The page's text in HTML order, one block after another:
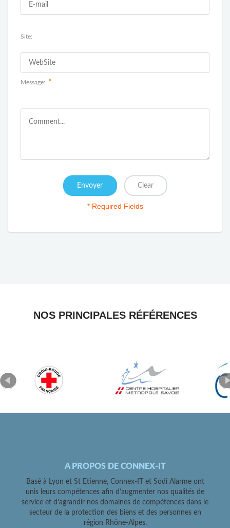
Site:
Message: *
* Required Fields
NOS PRINCIPALES RÉFÉRENCES
A PROPOS DE CONNEX-IT
Basé à Lyon et St Etienne, Connex-IT et Sodi Alarme ont
unis leurs compétences afin d’augmenter nos qualités de
service et d’agrandir nos domaines de compétences dans le
secteur de la protection des biens et des personnes en
région Rhône-Alpes.